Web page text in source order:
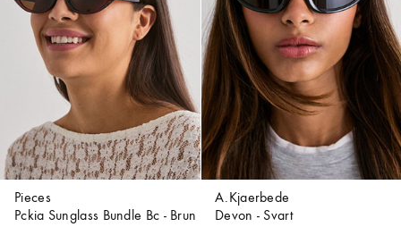
Pieces
Pckia Sunglass Bundle Bc - Brun
A.Kjaerbede
Devon - Svart